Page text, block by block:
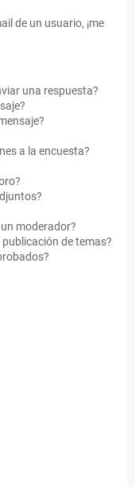
de un usuario, ¡me
una respuesta?
a la encuesta?
moderador?
de temas?